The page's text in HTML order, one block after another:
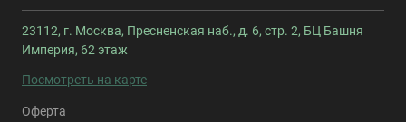
23112, г. Москва, Пресненская наб., д. 6, стр. 2, БЦ Башня
Империя, 62 этаж
Посмотреть на карте
Оферта